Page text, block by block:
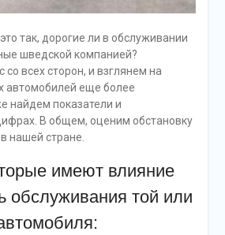
так, дорогие ли в обслуживании
шведской компанией?
со всех сторон, и взглянем на
автомобилей еще более
найдем показатели и
В общем, оценим обстановку
нашей стране.
имеют влияние
обслуживания той или